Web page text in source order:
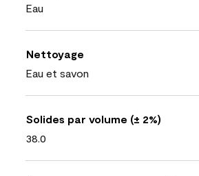
Eau
Nettoyage
Eau et savon
Solides par volume (± 2%)
38.0